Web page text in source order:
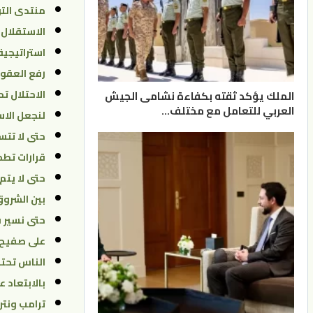
منتدى
رفع
لنجعل
حتى لا
قرارات
حتى لا
بين
حتى
على
الناس
ترامب
الملك يؤكد ثقته بكفاءة نشامى الجيش
العربي للتعامل مع مختلف…